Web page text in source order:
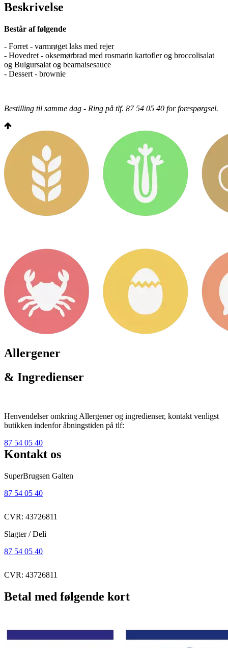
Beskrivelse
Består af følgende
- Forret - varmrøget laks med rejer
- Hovedret - oksemørbrad med rosmarin kartofler og broccolisalat
og Bulgursalat og bearnaisesauce
- Dessert - brownie
Bestilling til samme dag - Ring på tlf. 87 54 05 40 for forespørgsel.
Allergener
& Ingredienser
Henvendelser omkring Allergener og ingredienser, kontakt venligst
butikken indenfor åbningstiden på tlf:
87 54 05 40
Kontakt os
SuperBrugsen Galten
87 54 05 40
CVR: 43726811
Slagter / Deli
87 54 05 40
CVR: 43726811
Betal med følgende kort